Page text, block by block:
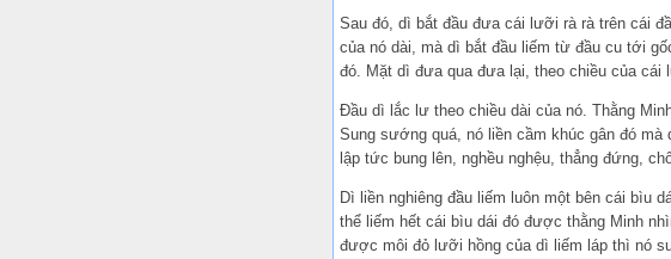
Sau đó, dì bắt đầu đưa cái lưỡi rà rà trên cái
của nó dài, mà dì bắt đầu liếm từ đầu cu tới
đó. Mặt dì đưa qua đưa lại, theo chiều của
Đầu dì lắc lư theo chiều dài của nó. Thằng
Sung sướng quá, nó liền cầm khúc gân đó
lập tức bung lên, nghều nghệu, thẳng đứng,
Dì liền nghiêng đầu liếm luôn một bên cái bìu
thể liếm hết cái bìu dái đó được thằng Minh
được môi đỏ lưỡi hồng của dì liếm láp thì nó